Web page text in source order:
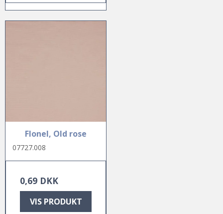
Flonel, Old rose
07727.008
0,69 DKK
VIS PRODUKT